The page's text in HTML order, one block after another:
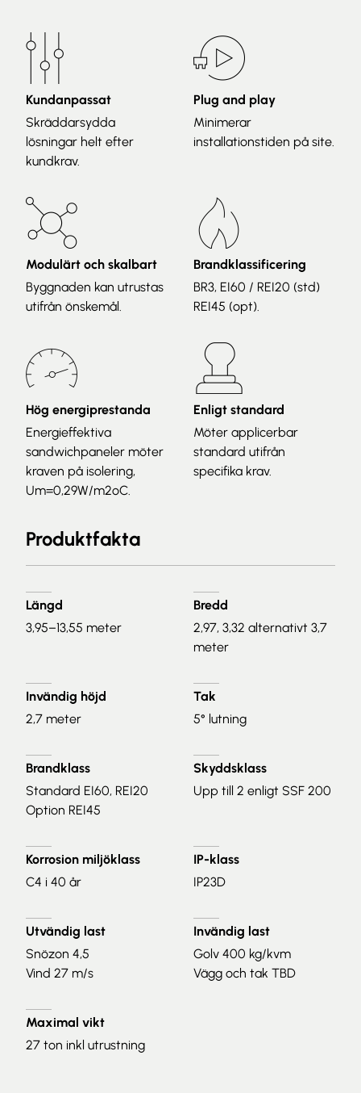
Kundanpassat
Skräddarsydda
lösningar helt efter
kundkrav.
Plug and play
Minimerar
installationstiden på site.
Modulärt och skalbart
Byggnaden kan utrustas
utifrån önskemål.
Brandklassificering
BR3, EI60 / REI20 (std)
REI45 (opt).
Hög energiprestanda
Energieffektiva
sandwichpaneler möter
kraven på isolering,
Um=0,29W/m2oC.
Enligt standard
Möter applicerbar
standard utifrån
specifika krav.
Produktfakta
Längd
3,95–13,55 meter
Bredd
2,97, 3,32 alternativt 3,7
meter
Invändig höjd
2,7 meter
Tak
5° lutning
Brandklass
Standard EI60, REI20
Option REI45
Skyddsklass
Upp till 2 enligt SSF 200
Korrosion miljöklass
C4 i 40 år
IP-klass
IP23D
Utvändig last
Snözon 4,5
Vind 27 m/s
Invändig last
Golv 400 kg/kvm
Vägg och tak TBD
Maximal vikt
27 ton inkl utrustning